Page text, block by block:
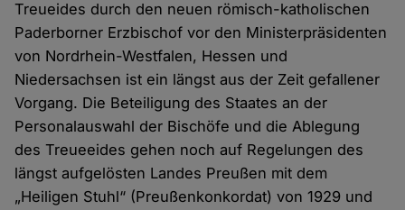
Treueides durch den neuen römisch-katholischen
Paderborner Erzbischof vor den Ministerpräsidenten
von Nordrhein-Westfalen, Hessen und
Niedersachsen ist ein längst aus der Zeit gefallener
Vorgang. Die Beteiligung des Staates an der
Personalauswahl der Bischöfe und die Ablegung
des Treueeides gehen noch auf Regelungen des
längst aufgelösten Landes Preußen mit dem
„Heiligen Stuhl“ (Preußenkonkordat) von 1929 und